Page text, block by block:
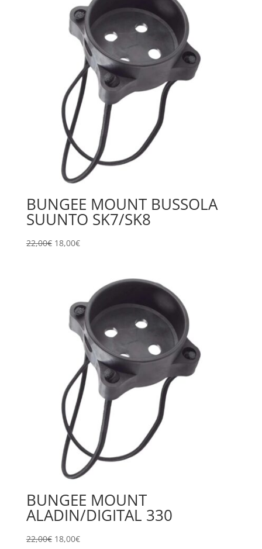
BUNGEE MOUNT BUSSOLA
SUUNTO SK7/SK8
22,00€ Il18,00€Il
18,00€.
BUNGEE MOUNT
ALADIN/DIGITAL 330
22,00€ Il18,00€Il